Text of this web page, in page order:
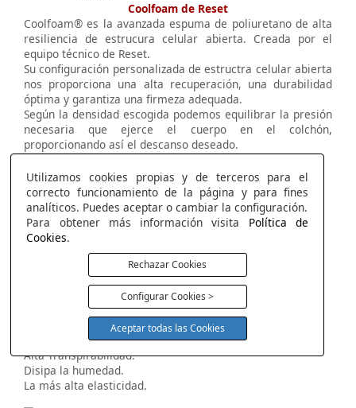
Coolfoam de Reset
Coolfoam® es la avanzada espuma de poliuretano de alta
resiliencia de estrucura celular abierta. Creada por el
equipo técnico de Reset.
Su configuración personalizada de estructra celular abierta
nos proporciona una alta recuperación, una durabilidad
óptima y garantiza una firmeza adequada.
Según la densidad escogida podemos equilibrar la presión
necesaria que ejerce el cuerpo en el colchón,
proporcionando así el descanso deseado.
Alta transpirabilidad.
Gran elasticidad.
Alta resiliencia.
Estabilidad.
Visco Reset Air
Máxima Frescura con la más alta elasticidad.
Máximo termo regulador.
Máxima frescura.
Alta Transpirabilidad.
Disipa la humedad.
La más alta elasticidad.
Utilizamos cookies propias y de terceros para el
correcto funcionamiento de la página y para fines
analíticos. Puedes aceptar o cambiar la configuración.
Para obtener más información visita Política de
Cookies.
Rechazar Cookies
Configurar Cookies >
Aceptar todas las Cookies